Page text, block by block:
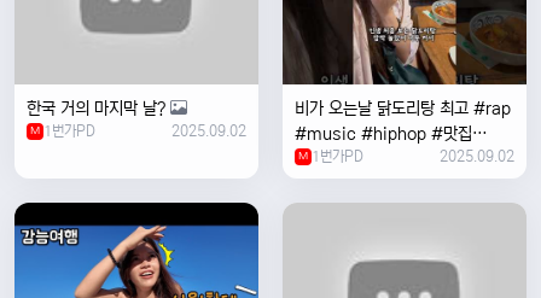
한국 거의 마지막 날?
M 1번가PD 2025.09.02
비가 오는날 ￼닭도리탕 최고 #rap
#music #hiphop #맛집
#travel #여행 #food ￼
M 1번가PD 2025.09.02